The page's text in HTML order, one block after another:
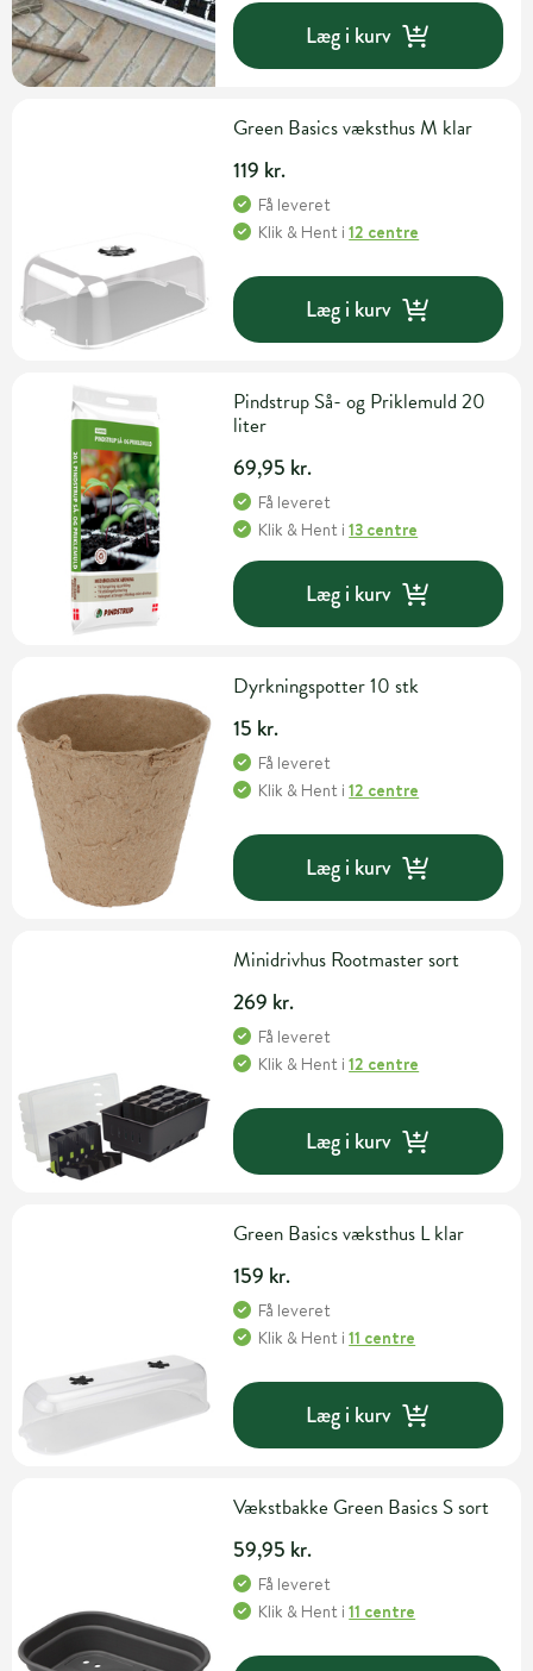
Læg i kurv
Green Basics væksthus M klar
119 kr.
Få leveret
Klik & Hent i12 centre
Læg i kurv
Pindstrup Så- og Priklemuld 20
liter
69,95 kr.
Få leveret
Klik & Hent i13 centre
Læg i kurv
Dyrkningspotter 10 stk
15 kr.
Få leveret
Klik & Hent i12 centre
Læg i kurv
Minidrivhus Rootmaster sort
269 kr.
Få leveret
Klik & Hent i12 centre
Læg i kurv
Green Basics væksthus L klar
159 kr.
Få leveret
Klik & Hent i11 centre
Læg i kurv
Vækstbakke Green Basics S sort
59,95 kr.
Få leveret
Klik & Hent i11 centre